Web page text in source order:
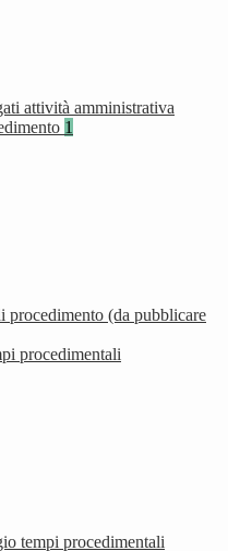
attività amministrativa
1
procedimento (da pubblicare
procedimentali
tempi procedimentali